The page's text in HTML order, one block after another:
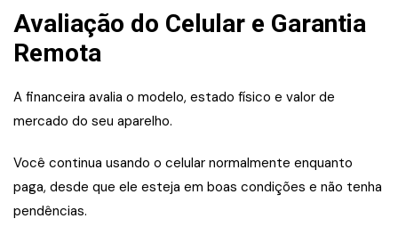
Avaliação do Celular e Garantia
Remota
A financeira avalia o modelo, estado físico e valor de
mercado do seu aparelho.
Você continua usando o celular normalmente enquanto
paga, desde que ele esteja em boas condições e não tenha
pendências.